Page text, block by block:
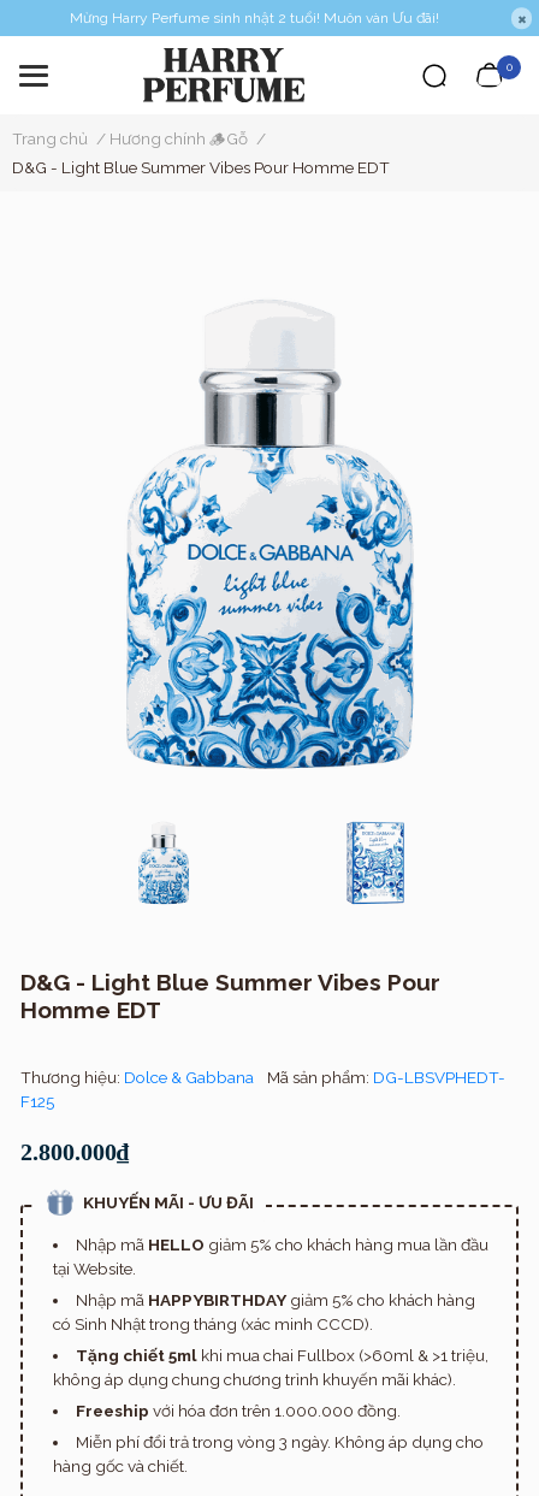
Mừng Harry Perfume sinh nhật 2 tuổi! Muôn vàn Ưu đãi!
0
Trang chủ / Hương chính 🪵Gỗ /
D&G - Light Blue Summer Vibes Pour Homme EDT
D&G - Light Blue Summer Vibes Pour
Homme EDT
Thương hiệu: Dolce & Gabbana Mã sản phẩm: DG-LBSVPHEDT-
F125
2.800.000₫
KHUYẾN MÃI - ƯU ĐÃI
Nhập mã HELLO giảm 5% cho khách hàng mua lần đầu
tại Website.
Nhập mã HAPPYBIRTHDAYgiảm 5% cho khách hàng
có Sinh Nhật trong tháng (xác minh CCCD).
Tặng chiết 5mlkhi mua chai Fullbox (>60ml & >1 triệu,
không áp dụng chung chương trình khuyến mãi khác).
Freeship với hóa đơn trên 1.000.000 đồng.
Miễn phí đổi trả trong vòng 3 ngày. Không áp dụng cho
hàng gốc và chiết.